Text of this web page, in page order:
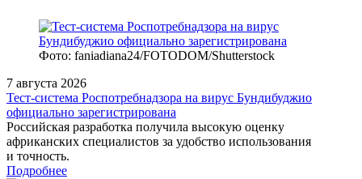
Фото: faniadiana24/FOTODOM/Shutterstock
7 августа 2026
Тест‑система Роспотребнадзора на вирус Бундибуджио
официально зарегистрирована
Российская разработка получила высокую оценку
африканских специалистов за удобство использования
и точность.
Подробнее